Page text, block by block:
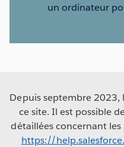
un ordinateur
Depuis septembre 2023,
ce site. Il est possible
détaillées concernant
https://